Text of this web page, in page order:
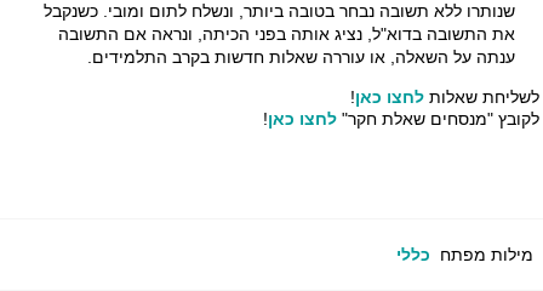
שנותרו ללא תשובה נבחר בטובה ביותר, ונשלח לתום ומובי. כשנקבל
את התשובה בדוא"ל, נציג אותה בפני הכיתה, ונראה אם התשובה
ענתה על השאלה, או עוררה שאלות חדשות בקרב התלמידים.
שאלותלחצו כאן!
"מנסחים שאלת חקר"לחצו כאן!
מפתח כללי